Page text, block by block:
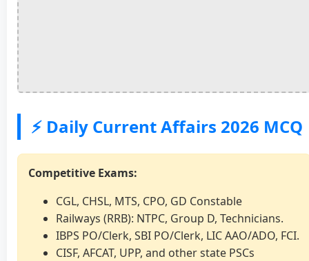
⚡ Daily Current Affairs 2026 MCQ
Competitive Exams:
CGL, CHSL, MTS, CPO, GD Constable
Railways (RRB): NTPC, Group D, Technicians.
IBPS PO/Clerk, SBI PO/Clerk, LIC AAO/ADO, FCI.
CISF, AFCAT, UPP, and other state PSCs